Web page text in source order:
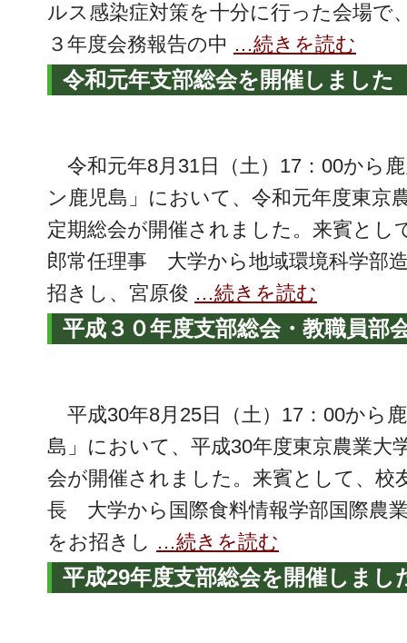
ルス感染症対策を十分に行った会場で
３年度会務報告の中 …続きを読む
令和元年支部総会を開催しました
令和元年8月31日（土）17：00から
ン鹿児島」において、令和元年度東京
定期総会が開催されました。来賓とし
郎常任理事 大学から地域環境科学部
招きし、宮原俊 …続きを読む
平成３０年度支部総会・教職員部
平成30年8月25日（土）17：00から
島」において、平成30年度東京農業大
会が開催されました。来賓として、校
長 大学から国際食料情報学部国際農
をお招きし …続きを読む
平成29年度支部総会を開催しまし